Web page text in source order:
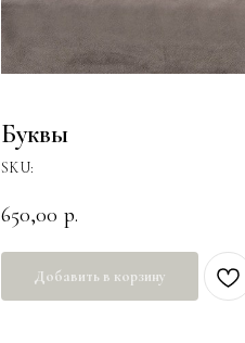
Буквы
SKU:
650,00 р.
Добавить в корзину